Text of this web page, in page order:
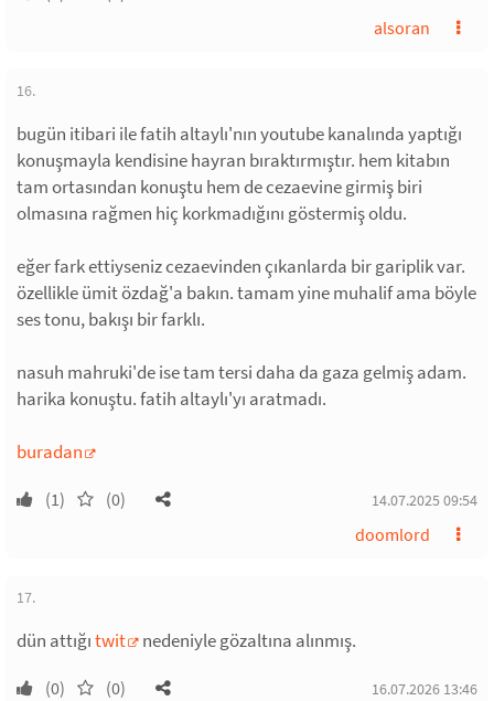
alsoran
16.
bugün itibari ile fatih altaylı'nın youtube kanalında yaptığı
konuşmayla kendisine hayran bıraktırmıştır. hem kitabın
tam ortasından konuştu hem de cezaevine girmiş biri
olmasına rağmen hiç korkmadığını göstermiş oldu.
eğer fark ettiyseniz cezaevinden çıkanlarda bir gariplik var.
özellikle ümit özdağ'a bakın. tamam yine muhalif ama böyle
ses tonu, bakışı bir farklı.
nasuh mahruki'de ise tam tersi daha da gaza gelmiş adam.
harika konuştu. fatih altaylı'yı aratmadı.
buradan
(1) (0) 14.07.2025 09:54
doomlord
17.
dün attığıtwit nedeniyle gözaltına alınmış.
(0) (0) 16.07.2026 13:46